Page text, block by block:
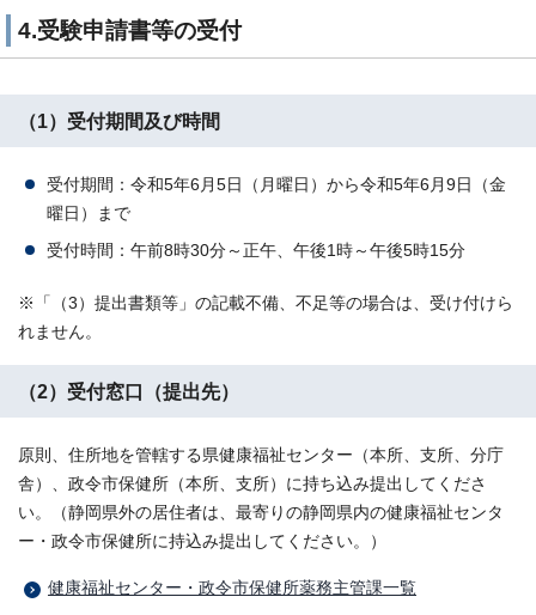
4.受験申請書等の受付
（1）受付期間及び時間
受付期間：令和5年6月5日（月曜日）から令和5年6月9日（金
曜日）まで
受付時間：午前8時30分～正午、午後1時～午後5時15分
※「（3）提出書類等」の記載不備、不足等の場合は、受け付けら
れません。
（2）受付窓口（提出先）
原則、住所地を管轄する県健康福祉センター（本所、支所、分庁
舎）、政令市保健所（本所、支所）に持ち込み提出してくださ
い。（静岡県外の居住者は、最寄りの静岡県内の健康福祉センタ
ー・政令市保健所に持込み提出してください。）
健康福祉センター・政令市保健所薬務主管課一覧